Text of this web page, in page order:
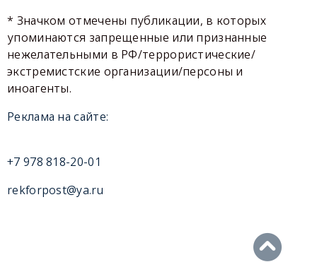
* Значком отмечены публикации, в которых
упоминаются запрещенные или признанные
нежелательными в РФ/террористические/
экстремистские организации/персоны и
иноагенты.
Реклама на сайте:
+7 978 818-20-01
rekforpost@ya.ru